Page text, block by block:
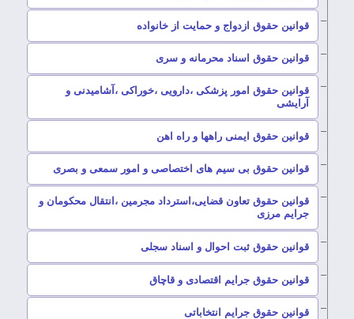
قوانین حقوق ازدواج و حمایت از خانواده
قوانین حقوق اسناد محرمانه و سری
قوانین حقوق امور پزشکی ،دارویی ،خوراکی ،آشامیدنی و
آرایشی
قوانین حقوق ایمنی راهها و راه اهن
قوانین حقوق بی سیم های اختصاصی و امور سمعی و بصری
قوانین حقوق تعاون قضایی،استرداد مجرمین ،انتقال محکومان و
جرایم مرزی
قوانین حقوق ثبت احوال و اسناد سجلی
قوانین حقوق جرایم اقتصادی و قاچاق
قوانین حقوق جرایم انتخاباتی